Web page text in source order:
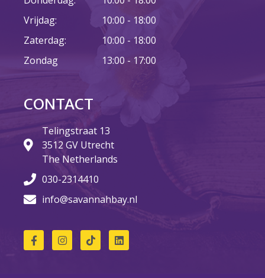
Sunday
Vrijdag:
Zaterdag:
Zondag
10:00 - 18:00
10:00 - 18:00
13:00 - 17:00
CONTACT
Telingstraat 13
3512 GV Utrecht
The Netherlands
030-2314410
info@savannahbay.nl